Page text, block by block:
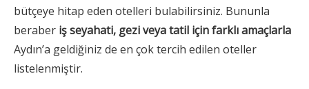
bütçeye hitap eden otelleri bulabilirsiniz. Bununla
beraber iş seyahati, gezi veya tatil için farklı amaçlarla
Aydın’a geldiğiniz de en çok tercih edilen oteller
listelenmiştir.